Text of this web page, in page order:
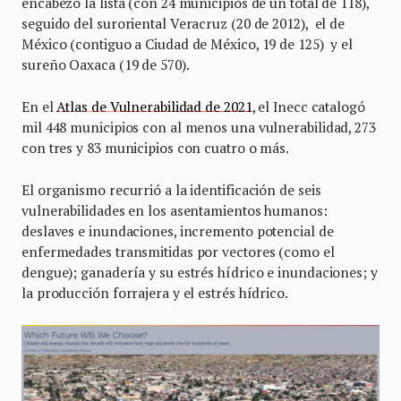
seguido del suroriental Veracruz (20 de 2012), el de
México (contiguo a Ciudad de México, 19 de 125) y el
sureño Oaxaca (19 de 570).
En el Atlas de Vulnerabilidad de 2021, el Inecc catalogó
mil 448 municipios con al menos una vulnerabilidad, 273
con tres y 83 municipios con cuatro o más.
El organismo recurrió a la identificación de seis
vulnerabilidades en los asentamientos humanos:
deslaves e inundaciones, incremento potencial de
enfermedades transmitidas por vectores (como el
dengue); ganadería y su estrés hídrico e inundaciones; y
la producción forrajera y el estrés hídrico.